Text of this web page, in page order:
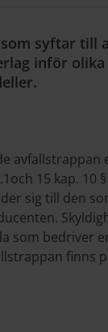
som syftar till
inför
avfallstrappan
15 kap. 10 §
sig till den
som bedriver
finns